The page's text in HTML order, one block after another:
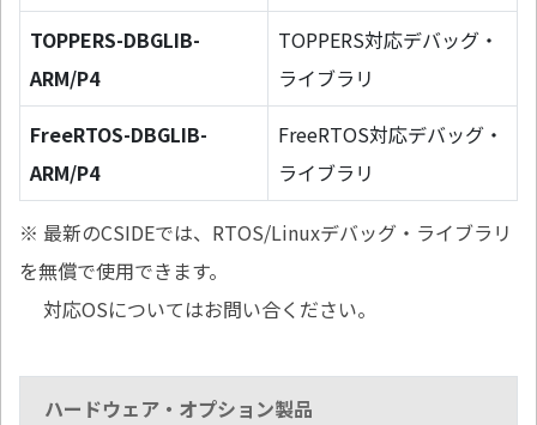
TOPPERS-DBGLIB-
ARM/P4
TOPPERS対応デバッグ・
ライブラリ
FreeRTOS-DBGLIB-
ARM/P4
FreeRTOS対応デバッグ・
ライブラリ
※ 最新のCSIDEでは、RTOS/Linuxデバッグ・ライブラリ
を無償で使用できます。
対応OSについてはお問い合ください。
ハードウェア・オプション製品